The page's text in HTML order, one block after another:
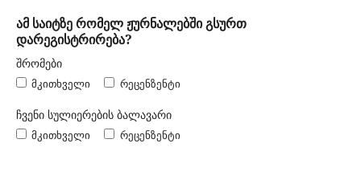
ამ საიტზე რომელ ჟურნალებში გსურთ
დარეგისტრირება?
შრომები
მკითხველი რეცენზენტი
ჩვენი სულიერების ბალავარი
მკითხველი რეცენზენტი